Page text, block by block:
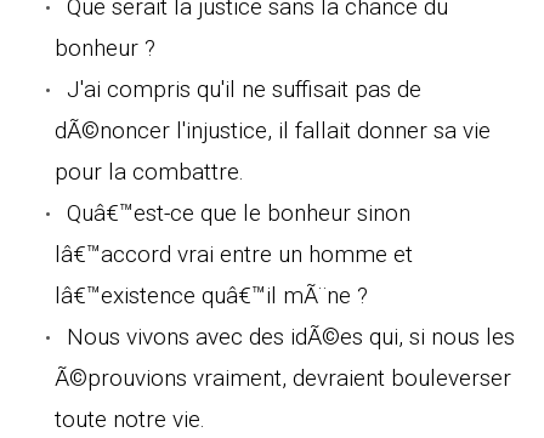
Que serait la justice sans la chance du
bonheur ?
J'ai compris qu'il ne suffisait pas de
dÃ©noncer l'injustice, il fallait donner sa vie
pour la combattre.
Quâ€™est-ce que le bonheur sinon
lâ€™accord vrai entre un homme et
lâ€™existence quâ€™il mÃ¨ne ?
Nous vivons avec des idÃ©es qui, si nous les
Ã©prouvions vraiment, devraient bouleverser
toute notre vie.